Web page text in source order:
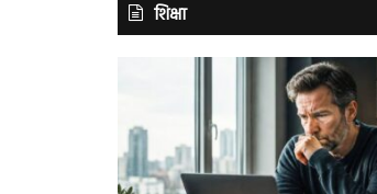
शिक्षा